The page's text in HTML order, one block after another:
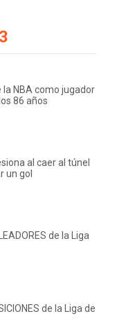
la NBA como jugador
86 años
al caer al túnel
un gol
de la Liga
de la Liga de